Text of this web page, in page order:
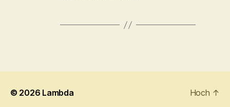
© 2026 Lambda Hoch ↑